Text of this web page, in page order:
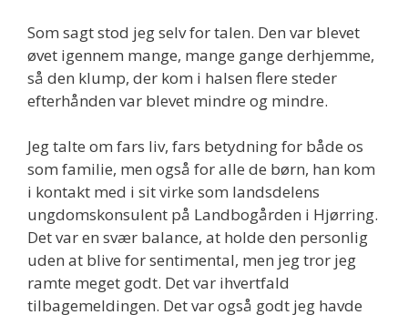
Som sagt stod jeg selv for talen. Den var blevet
øvet igennem mange, mange gange derhjemme,
så den klump, der kom i halsen flere steder
efterhånden var blevet mindre og mindre.
Jeg talte om fars liv, fars betydning for både os
som familie, men også for alle de børn, han kom
i kontakt med i sit virke som landsdelens
ungdomskonsulent på Landbogården i Hjørring.
Det var en svær balance, at holde den personlig
uden at blive for sentimental, men jeg tror jeg
ramte meget godt. Det var ihvertfald
tilbagemeldingen. Det var også godt jeg havde